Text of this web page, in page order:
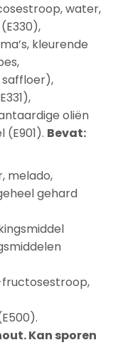
water,
kleurende
saffloer),
oliën
Bevat:
melado,
gehard
fructosestroop,
Kan sporen